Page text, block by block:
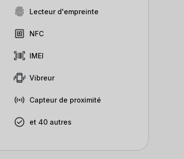
Lecteur d'empreinte
NFC
IMEI
Vibreur
Capteur de proximité
et 40 autres